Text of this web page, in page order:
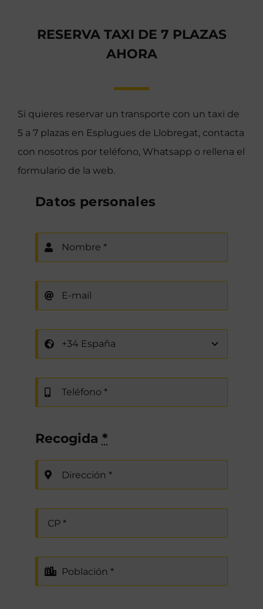
RESERVA TAXI DE 7 PLAZAS
AHORA
Si quieres reservar un transporte con un taxi de
5 a 7 plazas en Esplugues de Llobregat, contacta
con nosotros por teléfono, Whatsapp o rellena el
formulario de la web.
Datos personales
Recogida *